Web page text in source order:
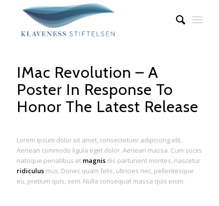
IMac Revolution – A
Poster In Response To
Honor The Latest Release
Lorem ipsum dolor sit amet, consectetuer adipiscing elit.
Aenean commodo ligula eget dolor. Aenean massa. Cum sociis
natoque penatibus et magnisdis parturient montes, nascetur
ridiculusmus. Donec quam felis, ultricies nec, pellentesque
eu, pretium quis, sem. Nulla consequat massa quis enim.